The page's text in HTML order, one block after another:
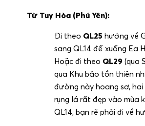
Từ Tuy Hòa (Phú Yên):
Đi theo QL25 hướng về
sang QL14 để xuống Ea
Hoặc đi theo QL29 (qua
qua Khu bảo tồn thiên
đường này hoang sơ,
rụng lá rất đẹp vào mùa
QL14, bạn rẽ phải đi về